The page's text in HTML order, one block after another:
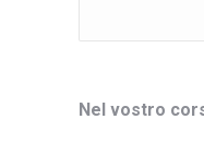
Nel vostro